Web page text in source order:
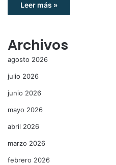
Leer más »
Archivos
agosto 2026
julio 2026
junio 2026
mayo 2026
abril 2026
marzo 2026
febrero 2026